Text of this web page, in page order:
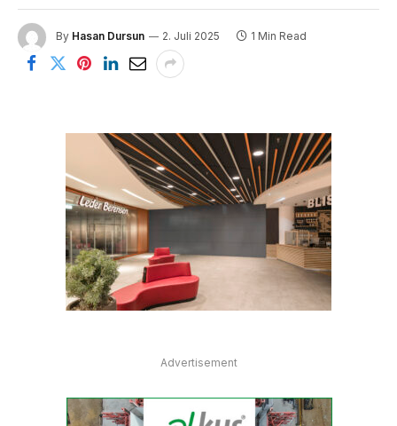
By Hasan Dursun 2. Juli 2025 1 Min Read
Advertisement